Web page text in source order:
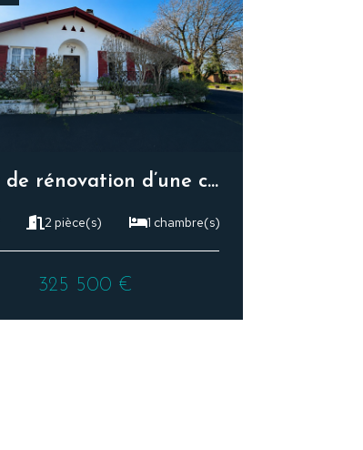
Projet de rénovation d’une charmante maison
2 pièce(s) 1 chambre(s)
325 500 €